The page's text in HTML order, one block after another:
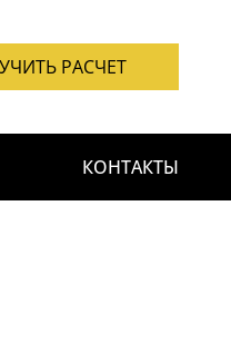
РАСЧЕТ
КОНТАКТЫ